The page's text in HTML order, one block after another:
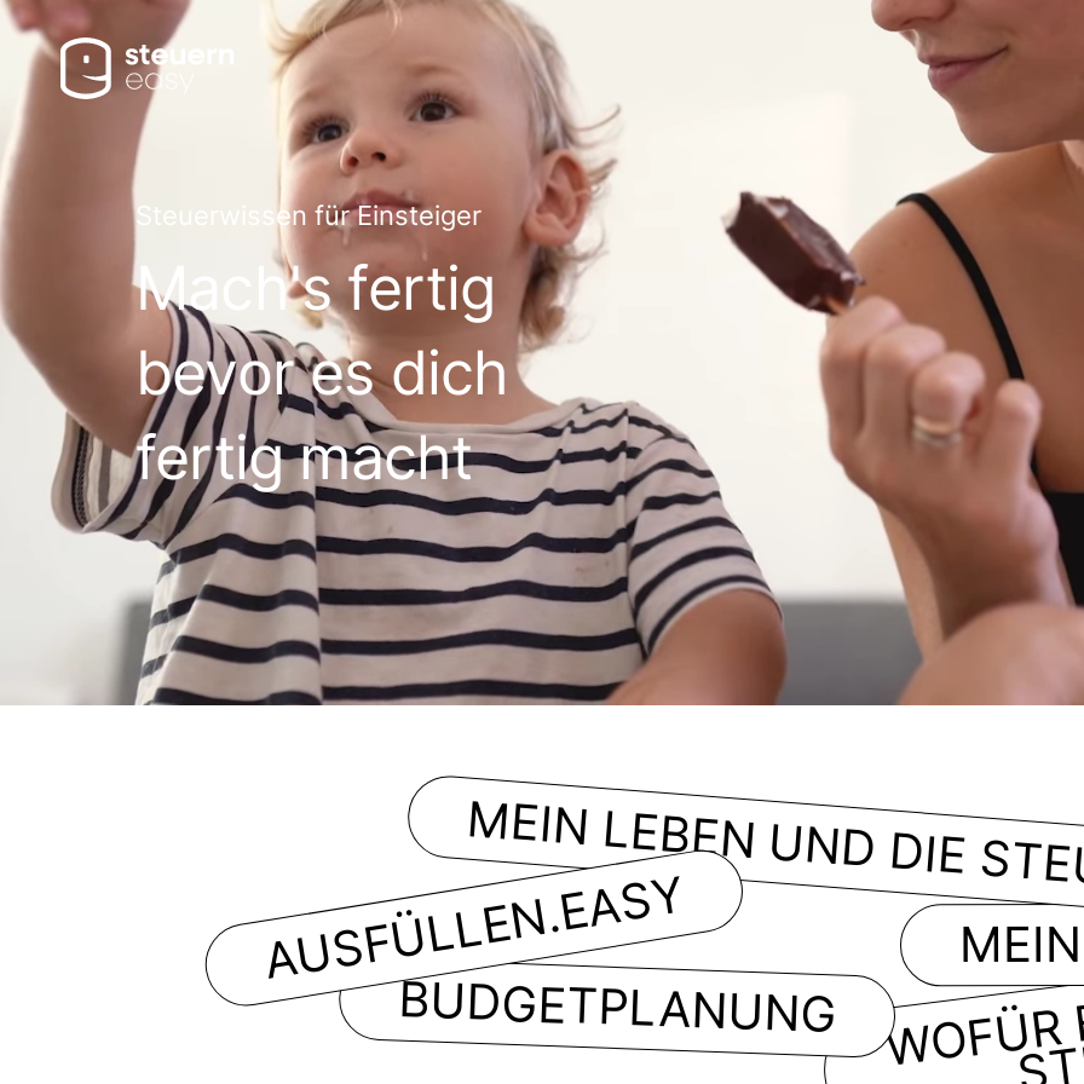
Mach's fertig
bevor es dich
fertig macht
Steuerwissen für Einsteiger
AUSFÜLLEN.EASY
MEIN LEBEN UND DIE
BUDGETPLANUNG